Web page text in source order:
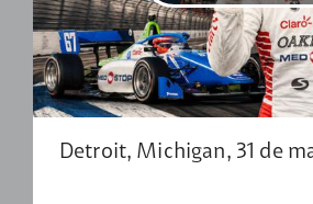
Detroit, Michigan, 31 de